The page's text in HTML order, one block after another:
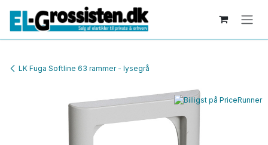
LK Fuga Softline 63 rammer - lysegrå